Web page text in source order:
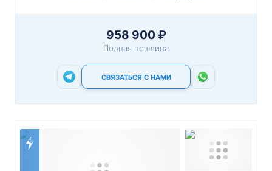
958 900 ₽
Полная пошлина
СВЯЗАТЬСЯ С НАМИ